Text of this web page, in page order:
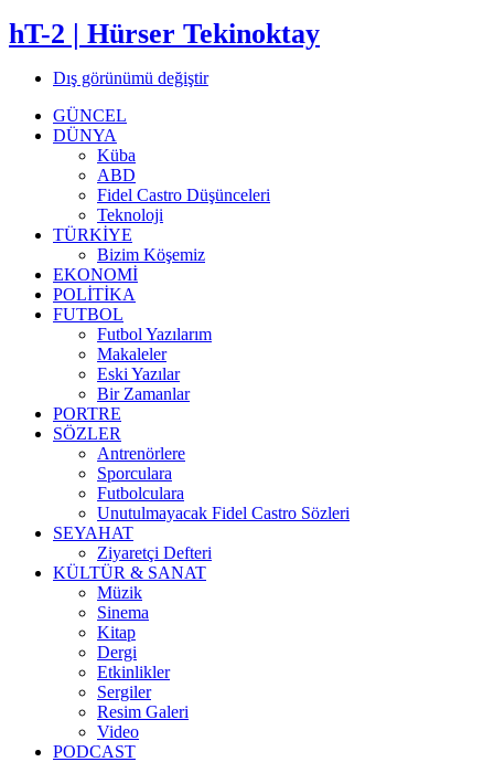
hT-2 | Hürser Tekinoktay
Dış görünümü değiştir
GÜNCEL
DÜNYA
Küba
ABD
Fidel Castro Düşünceleri
Teknoloji
TÜRKİYE
Bizim Köşemiz
EKONOMİ
POLİTİKA
FUTBOL
Futbol Yazılarım
Makaleler
Eski Yazılar
Bir Zamanlar
PORTRE
SÖZLER
Antrenörlere
Sporculara
Futbolculara
Unutulmayacak Fidel Castro Sözleri
SEYAHAT
Ziyaretçi Defteri
KÜLTÜR & SANAT
Müzik
Sinema
Kitap
Dergi
Etkinlikler
Sergiler
Resim Galeri
Video
PODCAST